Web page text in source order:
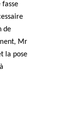
fasse
de
Mr
la pose